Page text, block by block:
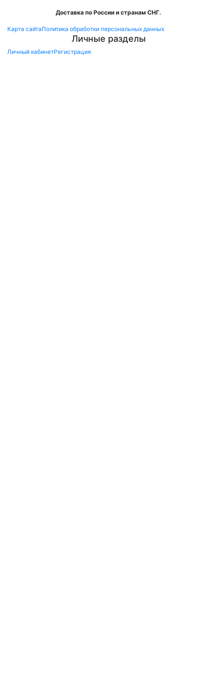
Доставка по России и странам СНГ.
Карта сайтаПолитика обработки персональных данных
Личные разделы
Личный кабинетРегистрация